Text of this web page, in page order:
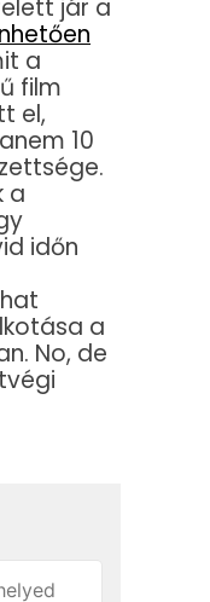
jár a
a
film
el,
10
a
időn
a
No, de